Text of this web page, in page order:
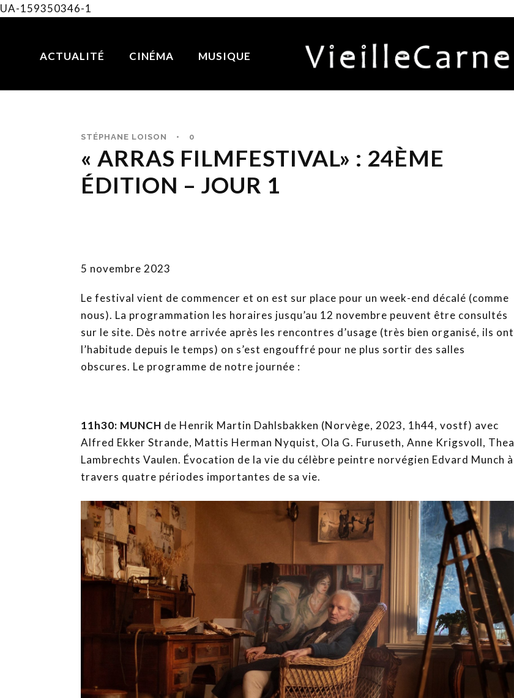
UA-159350346-1
ACTUALITÉ CINÉMA MUSIQUE
STÉPHANE LOISON • 0
« ARRAS FILMFESTIVAL» : 24ÈME
ÉDITION – JOUR 1
5 novembre 2023
Le festival vient de commencer et on est sur place pour un week-end décalé (comme
nous). La programmation les horaires jusqu’au 12 novembre peuvent être consultés
sur le site. Dès notre arrivée après les rencontres d’usage (très bien organisé, ils ont
l’habitude depuis le temps) on s’est engouffré pour ne plus sortir des salles
obscures. Le programme de notre journée :
11h30: MUNCH de Henrik Martin Dahlsbakken (Norvège, 2023, 1h44, vostf) avec
Alfred Ekker Strande, Mattis Herman Nyquist, Ola G. Furuseth, Anne Krigsvoll, Thea
Lambrechts Vaulen. Évocation de la vie du célèbre peintre norvégien Edvard Munch à
travers quatre périodes importantes de sa vie.